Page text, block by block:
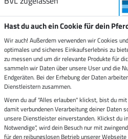
Zustellung durch
Sicher bezahlen mit
Hast du auch ein Cookie für dein
Wir auch! Außerdem verwenden wir Cookies
optimales und sicheres Einkaufserlebnis zu
zu messen und um dir relevante Produkte für
sammeln wir Daten über unsere User und die
Endgeräten. Bei der Erhebung der Daten
Dienstleistern zusammen.
Wenn du auf "Alles erlauben" klickst, bist du
damit verbundenen Verarbeitung deiner Daten
unsere Dienstleister einverstanden. Klickst du
Notwendige", wird dein Besuch nur mit
für den reibungslosen Betrieb unserer